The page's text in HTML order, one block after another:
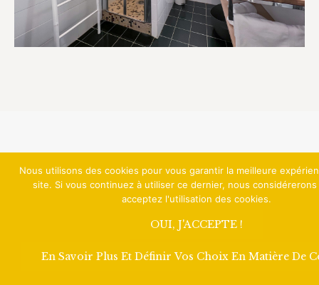
Nous utilisons des cookies pour vous garantir la meilleure
site. Si vous continuez à utiliser ce dernier, nous
acceptez l'utilisation des cookies.
OUI, J'ACCEPTE !
En Savoir Plus Et Définir Vos Choix En Matière De